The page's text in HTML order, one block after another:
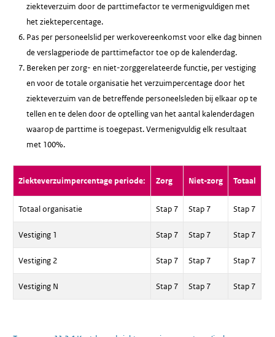
ziekteverzuim door de parttimefactor te vermenigvuldigen met
het ziektepercentage.
Pas per personeelslid per werkovereenkomst voor elke dag binnen
de verslagperiode de parttimefactor toe op de kalenderdag.
Bereken per zorg- en niet-zorggerelateerde functie, per vestiging
en voor de totale organisatie het verzuimpercentage door het
ziekteverzuim van de betreffende personeelsleden bij elkaar op te
tellen en te delen door de optelling van het aantal kalenderdagen
waarop de parttime is toegepast. Vermenigvuldig elk resultaat
met 100%.
Ziekteverzuimpercentage periode: Zorg Niet-zorg Totaal
Totaal organisatie Stap 7 Stap 7 Stap 7
Vestiging 1 Stap 7 Stap 7 Stap 7
Vestiging 2 Stap 7 Stap 7 Stap 7
Vestiging N Stap 7 Stap 7 Stap 7